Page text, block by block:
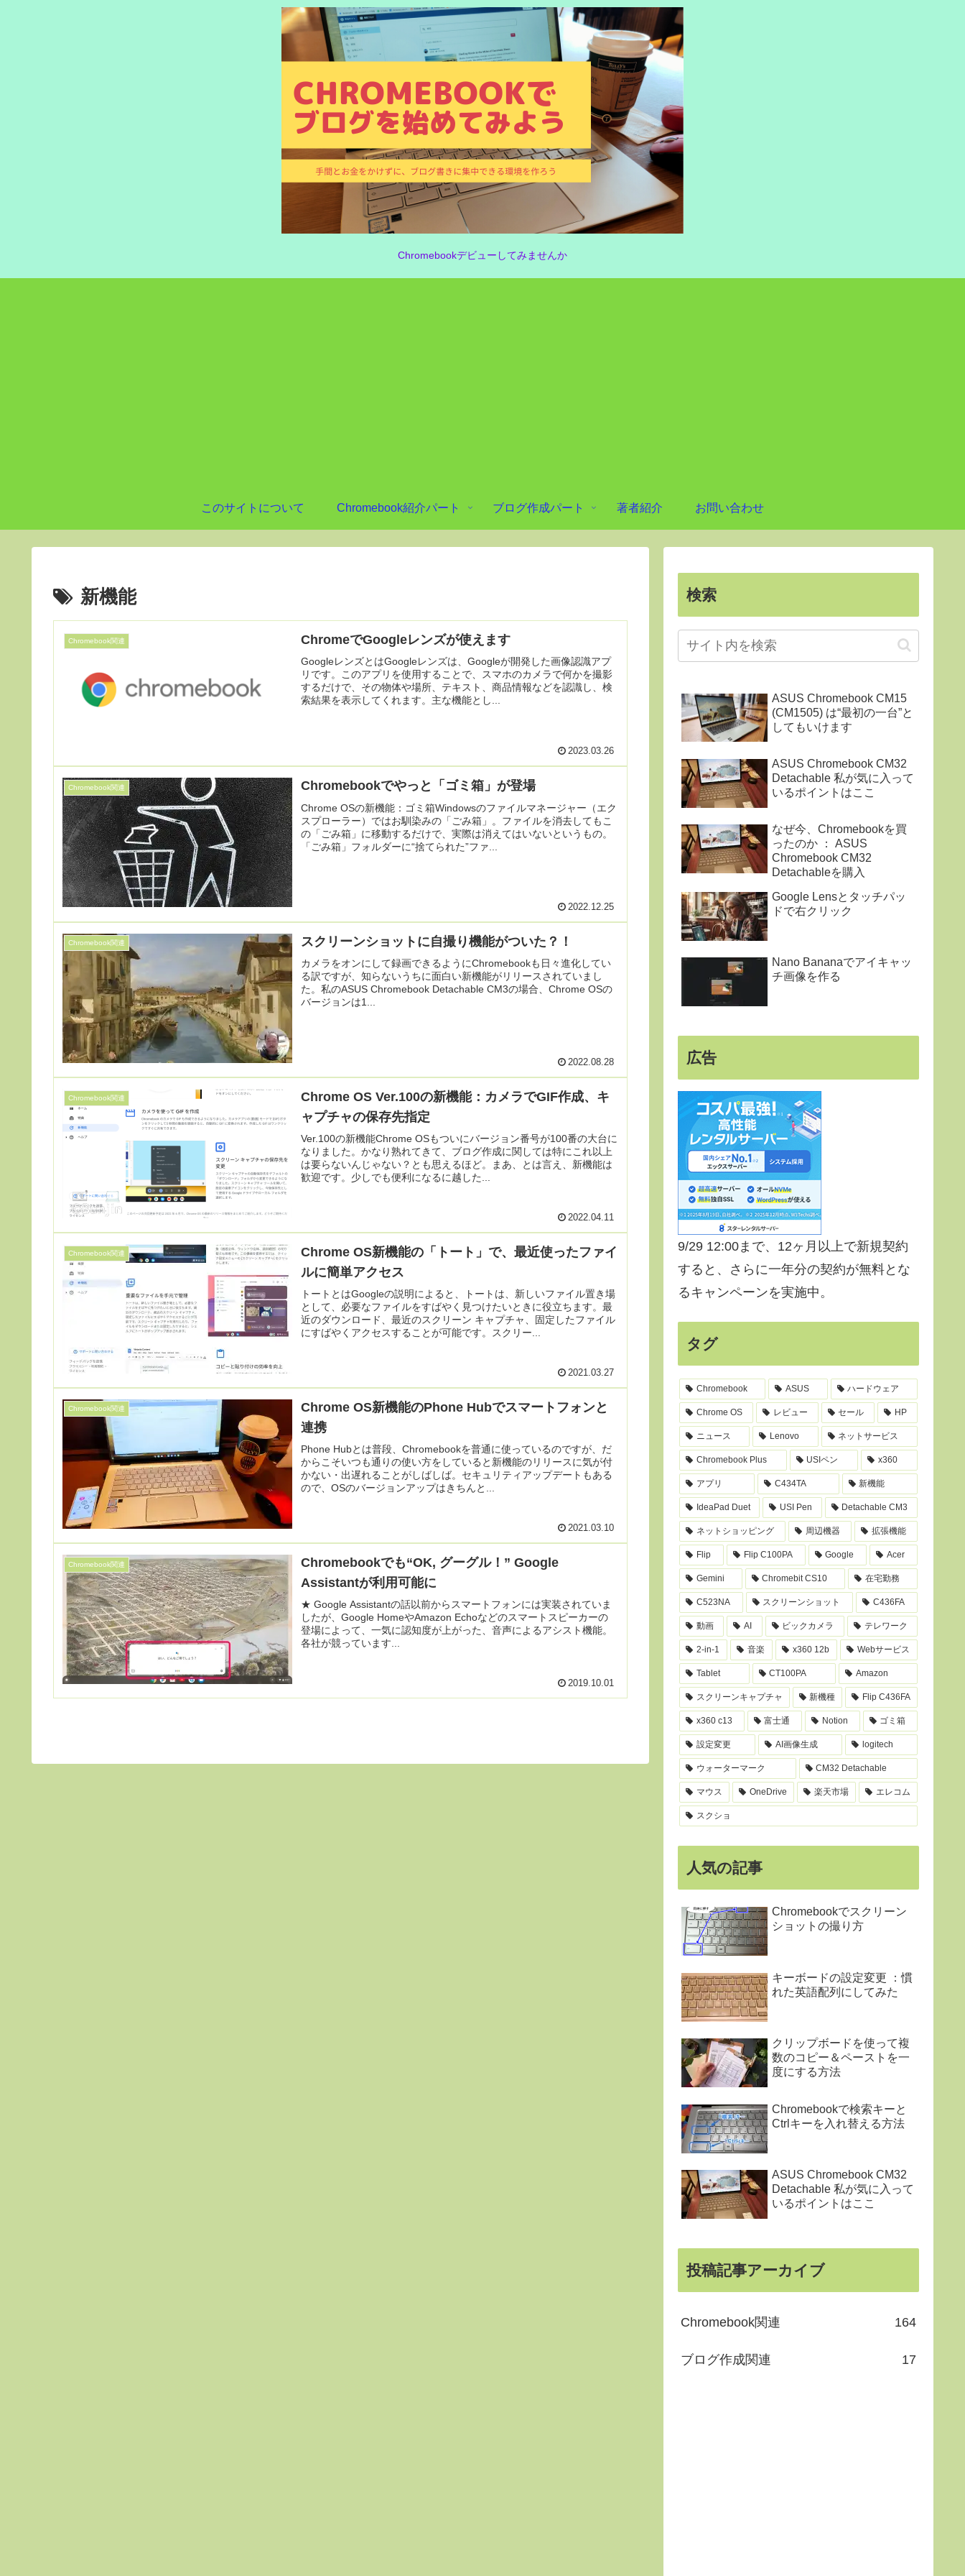
Chromebookデビューしてみませんか
このサイトについて Chromebook紹介パート ブログ作成パート 著者紹介 お問い合わせ
新機能
Chromebook関連 ChromeでGoogleレンズが使えます
GoogleレンズとはGoogleレンズは、Googleが開発した画像認識アプ
リです。このアプリを使用することで、スマホのカメラで何かを撮影
するだけで、その物体や場所、テキスト、商品情報などを認識し、検
索結果を表示してくれます。主な機能とし...
2023.03.26
Chromebook関連 Chromebookでやっと「ゴミ箱」が登場
Chrome OSの新機能：ゴミ箱Windowsのファイルマネージャー（エク
スプローラー）ではお馴染みの「ごみ箱」。ファイルを消去してもこ
の「ごみ箱」に移動するだけで、実際は消えてはいないというもの。
「ごみ箱」フォルダーに“捨てられた”ファ...
2022.12.25
Chromebook関連 スクリーンショットに自撮り機能がついた？！
カメラをオンにして録画できるようにChromebookも日々進化してい
る訳ですが、知らないうちに面白い新機能がリリースされていまし
た。私のASUS Chromebook Detachable CM3の場合、Chrome OSの
バージョンは1...
2022.08.28
Chromebook関連
Chrome OS Ver.100の新機能：カメラでGIF作成、キ
ャプチャの保存先指定
Ver.100の新機能Chrome OSもついにバージョン番号が100番の大台に
なりました。かなり熟れてきて、ブログ作成に関しては特にこれ以上
は要らないんじゃない？とも思えるほど。まあ、とは言え、新機能は
歓迎です。少しでも便利になるに越した...
2022.04.11
Chromebook関連
Chrome OS新機能の「トート」で、最近使ったファイ
ルに簡単アクセス
トートとはGoogleの説明によると、トートは、新しいファイル置き場
として、必要なファイルをすばやく見つけたいときに役立ちます。最
近のダウンロード、最近のスクリーン キャプチャ、固定したファイル
にすばやくアクセスすることが可能です。スクリー...
2021.03.27
Chromebook関連
Chrome OS新機能のPhone Hubでスマートフォンと
連携
Phone Hubとは普段、Chromebookを普通に使っているのですが、だ
からこそいつも通りの使い方をしていると新機能のリリースに気が付
かない・出遅れることがしばしば。セキュリティアップデートもある
ので、OSのバージョンアップはきちんと...
2021.03.10
Chromebook関連
Chromebookでも“OK, グーグル！” Google
Assistantが利用可能に
★ Google Assistantの話以前からスマートフォンには実装されていま
したが、Google HomeやAmazon Echoなどのスマートスピーカーの
登場によって、一気に認知度が上がった、音声によるアシスト機能。
各社が競っています...
2019.10.01
検索
ASUS Chromebook CM15
(CM1505) は“最初の一台”と
してもいけます
ASUS Chromebook CM32
Detachable 私が気に入って
いるポイントはここ
なぜ今、Chromebookを買
ったのか ： ASUS
Chromebook CM32
Detachableを購入
Google Lensとタッチパッ
ドで右クリック
Nano Bananaでアイキャッ
チ画像を作る
広告
9/29 12:00まで、12ヶ月以上で新規契約
すると、さらに一年分の契約が無料とな
るキャンペーンを実施中。
タグ
Chromebook ASUS ハードウェア
Chrome OS レビュー セール HP
ニュース Lenovo ネットサービス
Chromebook Plus USIペン x360
アプリ C434TA 新機能
IdeaPad Duet USI Pen Detachable CM3
ネットショッピング 周辺機器 拡張機能
Flip Flip C100PA Google Acer
Gemini Chromebit CS10 在宅勤務
C523NA スクリーンショット C436FA
動画 AI ビックカメラ テレワーク
2-in-1 音楽 x360 12b Webサービス
Tablet CT100PA Amazon
スクリーンキャプチャ 新機種 Flip C436FA
x360 c13 富士通 Notion ゴミ箱
設定変更 AI画像生成 logitech
ウォーターマーク CM32 Detachable
マウス OneDrive 楽天市場 エレコム
スクショ
人気の記事
Chromebookでスクリーン
ショットの撮り方
キーボードの設定変更 ：慣
れた英語配列にしてみた
クリップボードを使って複
数のコピー＆ペーストを一
度にする方法
Chromebookで検索キーと
Ctrlキーを入れ替える方法
ASUS Chromebook CM32
Detachable 私が気に入って
いるポイントはここ
投稿記事アーカイブ
Chromebook関連 164
ブログ作成関連 17